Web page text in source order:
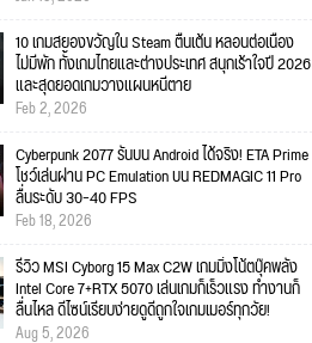
10 เกมสยองขวัญใน Steam ตื่นเต้น หลอนต่อเนื่อง
ไม่มีพัก ทั้งเกมไทยและต่างประเทศ สนุกเร้าใจปี 2026
และสุดยอดเกมวางแผนหนีตาย
Feb 2, 2026
Cyberpunk 2077 รันบน Android ได้จริง! ETA Prime
โชว์เล่นผ่าน PC Emulation บน REDMAGIC 11 Pro
ลื่นระดับ 30–40 FPS
Feb 18, 2026
รีวิว MSI Cyborg 15 Max C2W เกมมิ่งโน้ตบุ๊คพลัง
Intel Core 7+RTX 5070 เล่นเกมก็เร็วแรง ทำงานก็
ลื่นไหล ดีไซน์เรียบง่ายดูดีถูกใจเกมเมอร์ทุกวัย!
Aug 5, 2026